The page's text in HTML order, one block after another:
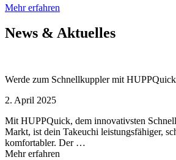
Mehr erfahren
News & Aktuelles
Werde zum Schnellkuppler mit
2. April 2025
Mit HUPPQuick, dem innovativsten
Markt, ist dein Takeuchi leistungsfähiger,
komfortabler. Der …
Mehr erfahren